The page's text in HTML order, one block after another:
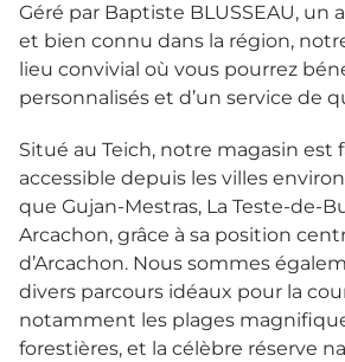
Géré par Baptiste BLUSSEAU, un
et bien connu dans la région,
lieu convivial où vous pourrez
personnalisés et d’un service de
Situé au Teich, notre magasin est
accessible depuis les villes
que Gujan-Mestras, La Teste-de-
Arcachon, grâce à sa position
d’Arcachon. Nous sommes
divers parcours idéaux pour la
notamment les plages
forestières, et la célèbre réserve